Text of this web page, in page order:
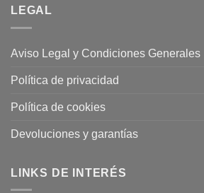
LEGAL
Aviso Legal y Condiciones Generales
Política de privacidad
Política de cookies
Devoluciones y garantías
LINKS DE INTERÉS